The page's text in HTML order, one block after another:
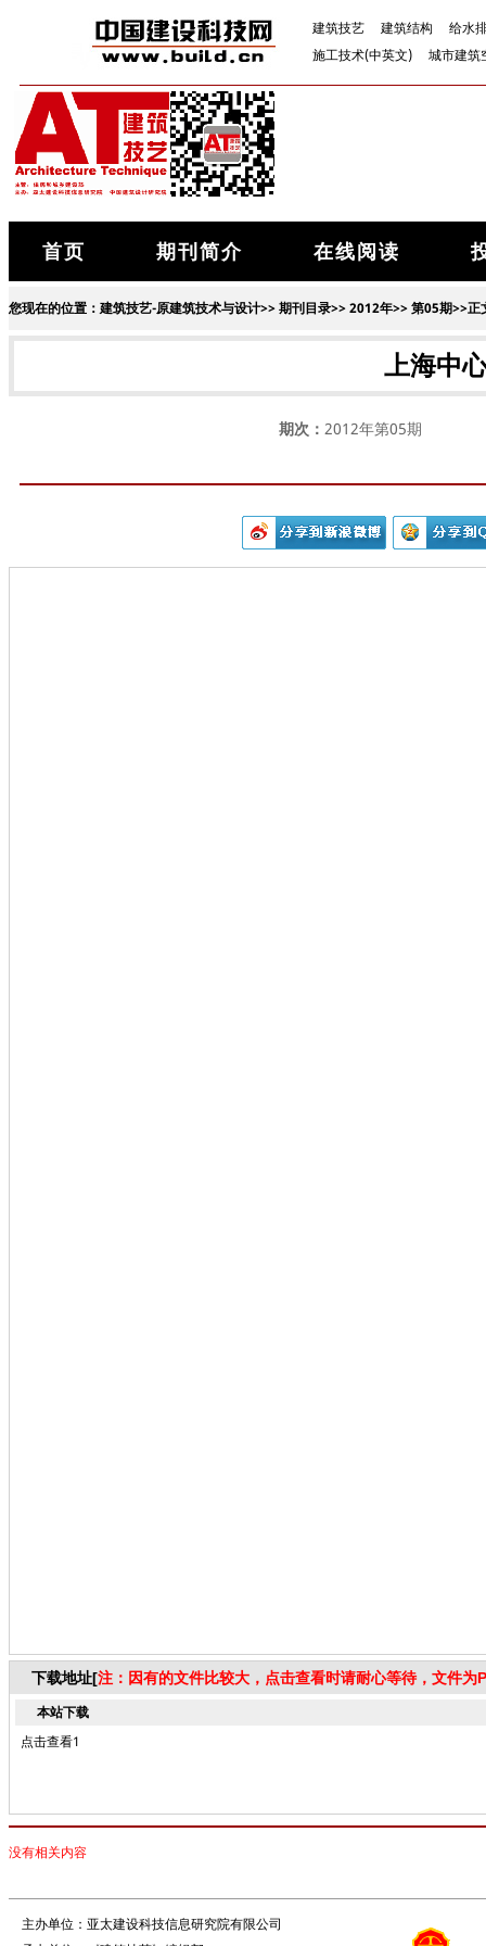
建筑技艺 建筑结构
给水
施工技术(中英文)
城市建筑
首页 期刊简介 在线阅读
您现在的位置： 建筑技艺-原建筑技术与设计>>期刊目录>>2012年>>第05期>>正
上海中
期次： 2012年第05期
下载地址[注：因有的文件比较大，点击查看时请耐心等待，文件为
本站下载
点击查看1
没有相关内容
主办单位：亚太建设科技信息研究院有限公司